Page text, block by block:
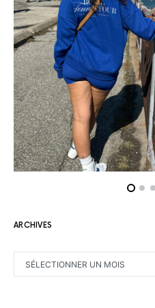
ARCHIVES
ARCHIVES